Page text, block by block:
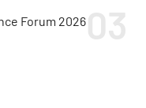
Forum 2026